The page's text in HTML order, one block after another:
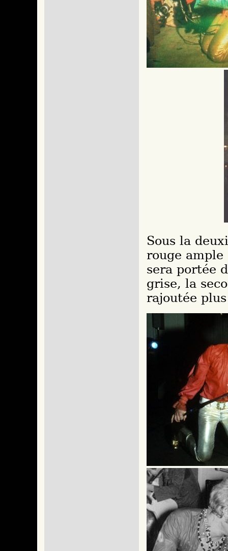
Sous la
rouge
sera portée
grise, la
rajoutée